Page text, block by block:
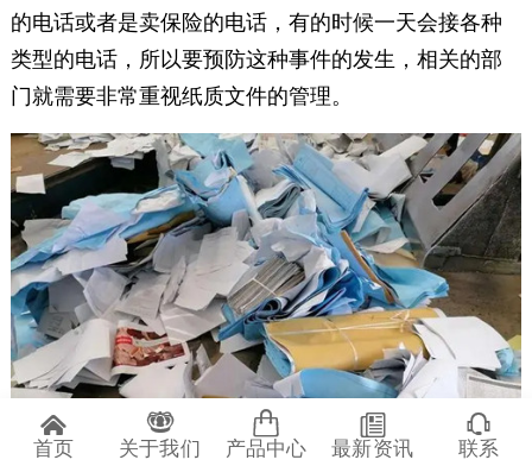
的电话或者是卖保险的电话，有的时候一天会接各种
类型的电话，所以要预防这种事件的发生，相关的部
门就需要非常重视纸质文件的管理。
首页 关于我们 产品中心 最新资讯 联系